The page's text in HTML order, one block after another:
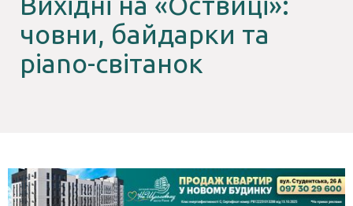
човни, байдарки та
piano-світанок